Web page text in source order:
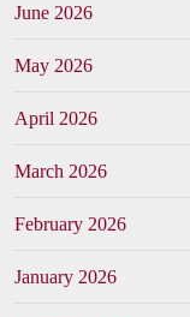
June 2026
May 2026
April 2026
March 2026
February 2026
January 2026